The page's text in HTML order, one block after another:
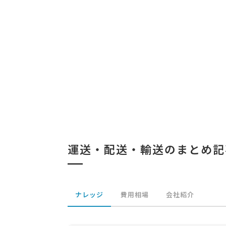
運送・配送・輸送のまとめ
ナレッジ 費用相場 会社紹介